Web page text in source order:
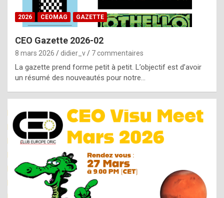
b
y
g
e
n
u
i
n
e
R
o
2026 CEOMAG GAZETTE
CEO Gazette 2026-02
8 mars 2026 didier_v 7 commentaires
La gazette prend forme petit à petit. L’objectif est d’avoir
un résumé des nouveautés pour notre…